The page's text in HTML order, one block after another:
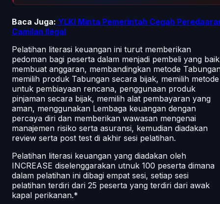
Baca Juga: YLKI Minta Pemerintah Cegah
Camilan Ilegal
Pelatihan literasi keuangan ini turut memberikan
pedoman bagi peserta dalam menjadi pembeli yang
membuat anggaran, membandingkan metode
memilih produk Tabungan secara bijak, memilih metode
untuk pembiayaan rencana, penggunaan produk
pinjaman secara bijak, memilih alat pembayaran yang
aman, menggunakan Lembaga keuangan dengan
percaya diri dan memberikan wawasan mengenai
manajemen risiko serta asuransi, kemudian diadakan
review serta post test di akhir sesi pelatihan.
Pelatihan literasi keuangan yang diadakan oleh
INCREASE diselenggarakan utnuk 100 peserta dimana
dalam pelatihan ini dibagi empat sesi, setiap sesi
pelatihan terdiri dari 25 peserta yang terdiri dari awak
kapal perikanan.*